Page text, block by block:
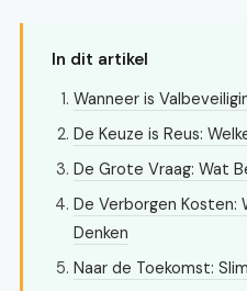
In dit artikel
Wanneer is
De Keuze is Reus:
De Grote Vraag: Wat
De Verborgen Kosten:
Denken
Naar de Toekomst: